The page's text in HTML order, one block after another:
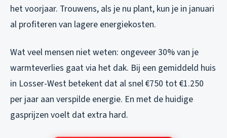
het voorjaar. Trouwens, als je nu plant, kun je in januari
al profiteren van lagere energiekosten.
Wat veel mensen niet weten: ongeveer 30% van je
warmteverlies gaat via het dak. Bij een gemiddeld huis
in Losser-West betekent dat al snel €750 tot €1.250
per jaar aan verspilde energie. En met de huidige
gasprijzen voelt dat extra hard.